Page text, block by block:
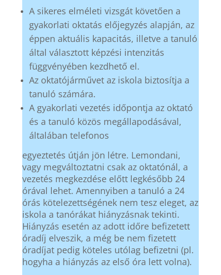
A sikeres elméleti vizsgát követően a
gyakorlati oktatás előjegyzés alapján, az
éppen aktuális kapacitás, illetve a tanuló
által választott képzési intenzitás
függvényében kezdhető el.
Az oktatójárművet az iskola biztosítja a
tanuló számára.
A gyakorlati vezetés időpontja az oktató
és a tanuló közös megállapodásával,
általában telefonos
egyeztetés útján jön létre. Lemondani,
vagy megváltoztatni csak az oktatónál, a
vezetés megkezdése előtt legkésőbb 24
órával lehet. Amennyiben a tanuló a 24
órás kötelezettségének nem tesz eleget, az
iskola a tanórákat hiányzásnak tekinti.
Hiányzás esetén az adott időre befizetett
óradíj elveszik, a még be nem fizetett
óradíjat pedig köteles utólag befizetni (pl.
hogyha a hiányzás az első óra lett volna).